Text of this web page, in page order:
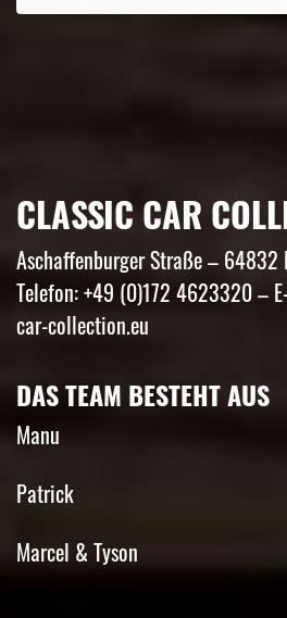
CLASSIC CAR
Aschaffenburger Straße – 64832
Telefon: +49 (0)172 4623320 –
car-collection.eu
DAS TEAM BESTEHT AUS
Manu
Patrick
Marcel & Tyson